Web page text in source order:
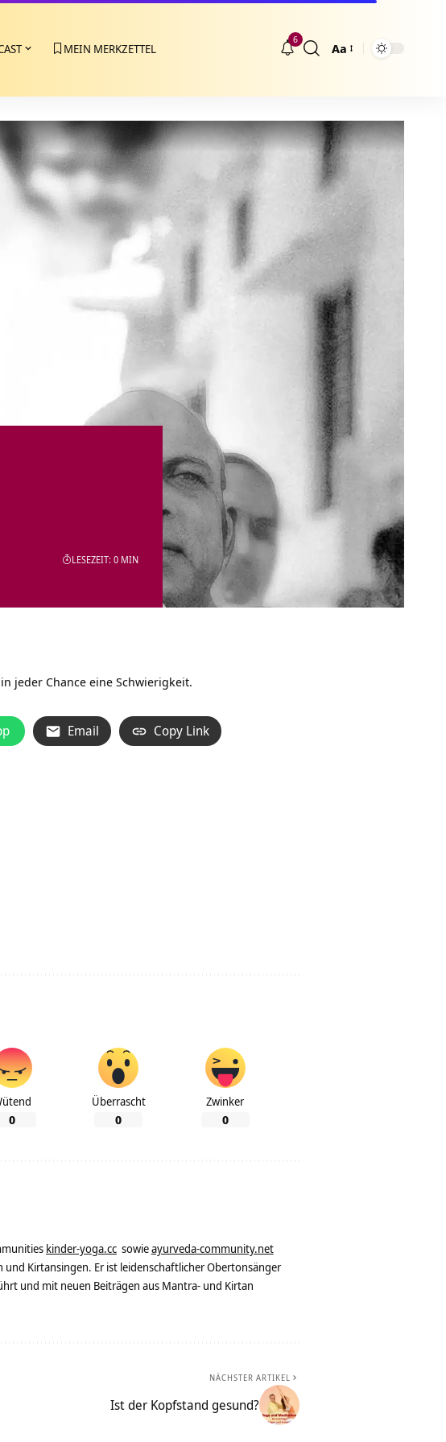
MEIN MERKZETTEL
6
Größenänderung
Aa
LESEZEIT: 0 MIN
jeder Chance eine Schwierigkeit.
Email Copy Link
0
Überrascht
0
Zwinker
0
kinder-yoga.cc sowieayurveda-community.net
Kirtansingen. Er ist leidenschaftlicher Obertonsänger
und mit neuen Beiträgen aus Mantra- und Kirtan
NÄCHSTER ARTIKEL
Ist der Kopfstand gesund?